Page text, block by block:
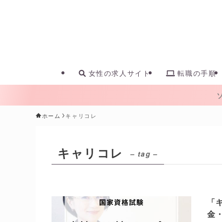
女性の求人サイト 転職の手順
ホーム キャリコレ
キャリコレ – tag –
金